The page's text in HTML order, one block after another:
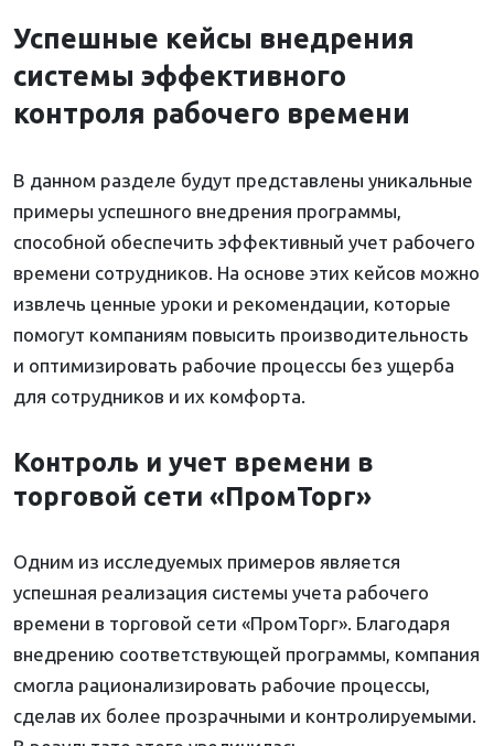
Успешные кейсы внедрения
системы эффективного
контроля рабочего времени
В данном разделе будут представлены уникальные
примеры успешного внедрения программы,
способной обеспечить эффективный учет рабочего
времени сотрудников. На основе этих кейсов можно
извлечь ценные уроки и рекомендации, которые
помогут компаниям повысить производительность
и оптимизировать рабочие процессы без ущерба
для сотрудников и их комфорта.
Контроль и учет времени в
торговой сети «ПромТорг»
Одним из исследуемых примеров является
успешная реализация системы учета рабочего
времени в торговой сети «ПромТорг». Благодаря
внедрению соответствующей программы, компания
смогла рационализировать рабочие процессы,
сделав их более прозрачными и контролируемыми.